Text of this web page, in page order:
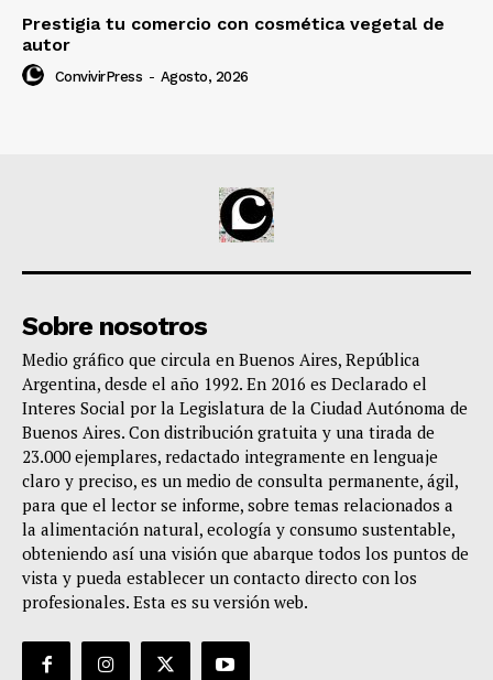
Prestigia tu comercio con cosmética vegetal de
autor
ConvivirPress - Agosto, 2026
Sobre nosotros
Medio gráfico que circula en Buenos Aires, República
Argentina, desde el año 1992. En 2016 es Declarado el
Interes Social por la Legislatura de la Ciudad Autónoma de
Buenos Aires. Con distribución gratuita y una tirada de
23.000 ejemplares, redactado integramente en lenguaje
claro y preciso, es un medio de consulta permanente, ágil,
para que el lector se informe, sobre temas relacionados a
la alimentación natural, ecología y consumo sustentable,
obteniendo así una visión que abarque todos los puntos de
vista y pueda establecer un contacto directo con los
profesionales. Esta es su versión web.